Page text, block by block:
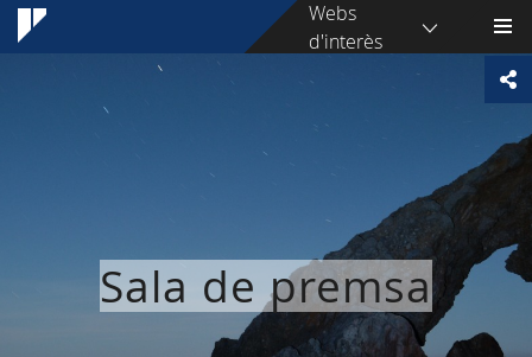
Webs
d'interès
Sala de premsa